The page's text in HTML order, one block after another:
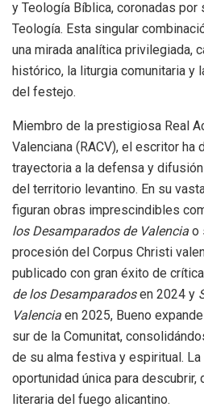
y Teología Bíblica, coronadas por
Teología. Esta singular
una mirada analítica privilegiada,
histórico, la liturgia comunitaria y
del festejo.
Miembro de la prestigiosa Real
Valenciana (RACV), el escritor ha
trayectoria a la defensa y
del territorio levantino. En su
figuran obras imprescindibles
los Desamparados de Valencia o
procesión del Corpus Christi
publicado con gran éxito de
de los Desamparadosen 2024 y
Valencia en 2025, Bueno
sur de la Comunitat,
de su alma festiva y espiritual.
oportunidad única para descubrir,
literaria del fuego alicantino.